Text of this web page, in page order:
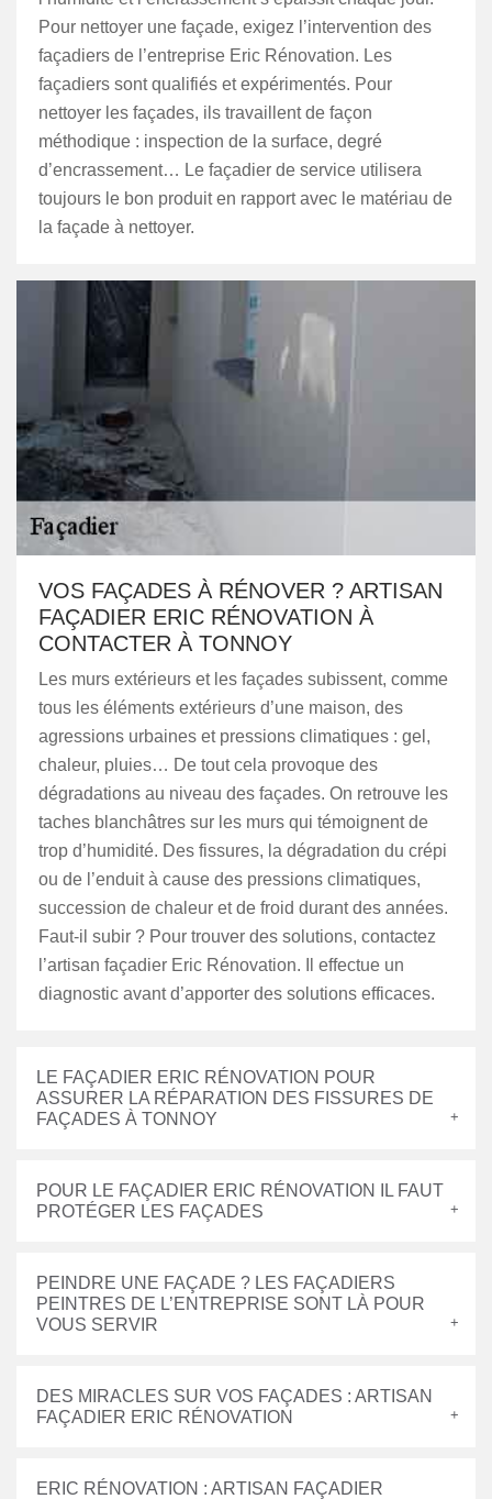
Pour nettoyer une façade, exigez l’intervention des
façadiers de l’entreprise Eric Rénovation. Les
façadiers sont qualifiés et expérimentés. Pour
nettoyer les façades, ils travaillent de façon
méthodique : inspection de la surface, degré
d’encrassement… Le façadier de service utilisera
toujours le bon produit en rapport avec le matériau de
la façade à nettoyer.
VOS FAÇADES À RÉNOVER ? ARTISAN
FAÇADIER ERIC RÉNOVATION À
CONTACTER À TONNOY
Les murs extérieurs et les façades subissent, comme
tous les éléments extérieurs d’une maison, des
agressions urbaines et pressions climatiques : gel,
chaleur, pluies… De tout cela provoque des
dégradations au niveau des façades. On retrouve les
taches blanchâtres sur les murs qui témoignent de
trop d’humidité. Des fissures, la dégradation du crépi
ou de l’enduit à cause des pressions climatiques,
succession de chaleur et de froid durant des années.
Faut-il subir ? Pour trouver des solutions, contactez
l’artisan façadier Eric Rénovation. Il effectue un
diagnostic avant d’apporter des solutions efficaces.
LE FAÇADIER ERIC RÉNOVATION POUR
ASSURER LA RÉPARATION DES FISSURES DE
FAÇADES À TONNOY
POUR LE FAÇADIER ERIC RÉNOVATION IL FAUT
PROTÉGER LES FAÇADES
PEINDRE UNE FAÇADE ? LES FAÇADIERS
PEINTRES DE L’ENTREPRISE SONT LÀ POUR
VOUS SERVIR
DES MIRACLES SUR VOS FAÇADES : ARTISAN
FAÇADIER ERIC RÉNOVATION
ERIC RÉNOVATION : ARTISAN FAÇADIER